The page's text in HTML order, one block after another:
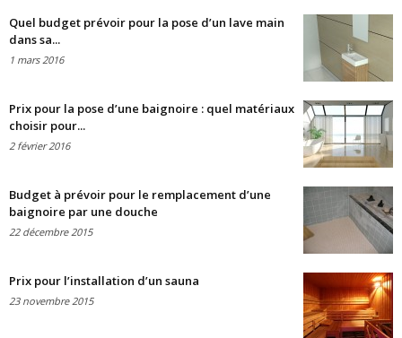
Quel budget prévoir pour la pose d’un lave main
dans sa...
1 mars 2016
Prix pour la pose d’une baignoire : quel matériaux
choisir pour...
2 février 2016
Budget à prévoir pour le remplacement d’une
baignoire par une douche
22 décembre 2015
Prix pour l’installation d’un sauna
23 novembre 2015